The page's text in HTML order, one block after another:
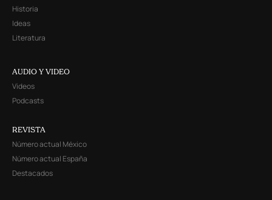
Historia
Ideas
Literatura
AUDIO Y VIDEO
Videos
Podcasts
REVISTA
Número actual México
Número actual España
Destacados